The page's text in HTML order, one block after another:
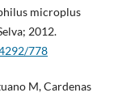
microplus
2012.
778
M, Cardenas